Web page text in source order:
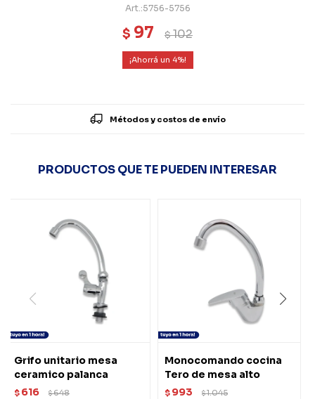
5756-5756
$ 97 $102
4
Métodos y costos de envío
PRODUCTOS QUE TE PUEDEN INTERESAR
Grifo unitario mesa
ceramico palanca
$ 616 $648
Monocomando cocina
Tero de mesa alto
$ 993 $1.045